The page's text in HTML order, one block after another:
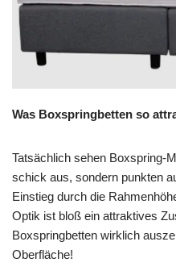
Was Boxspringbetten so
Tatsächlich sehen Boxspring-
schick aus, sondern punkten
Einstieg durch die
Optik ist bloß ein attraktives
Boxspringbetten wirklich
Oberfläche!